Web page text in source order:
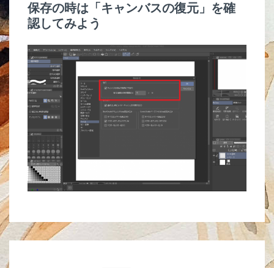
保存の時は「キャンバスの復元」を確
認してみよう